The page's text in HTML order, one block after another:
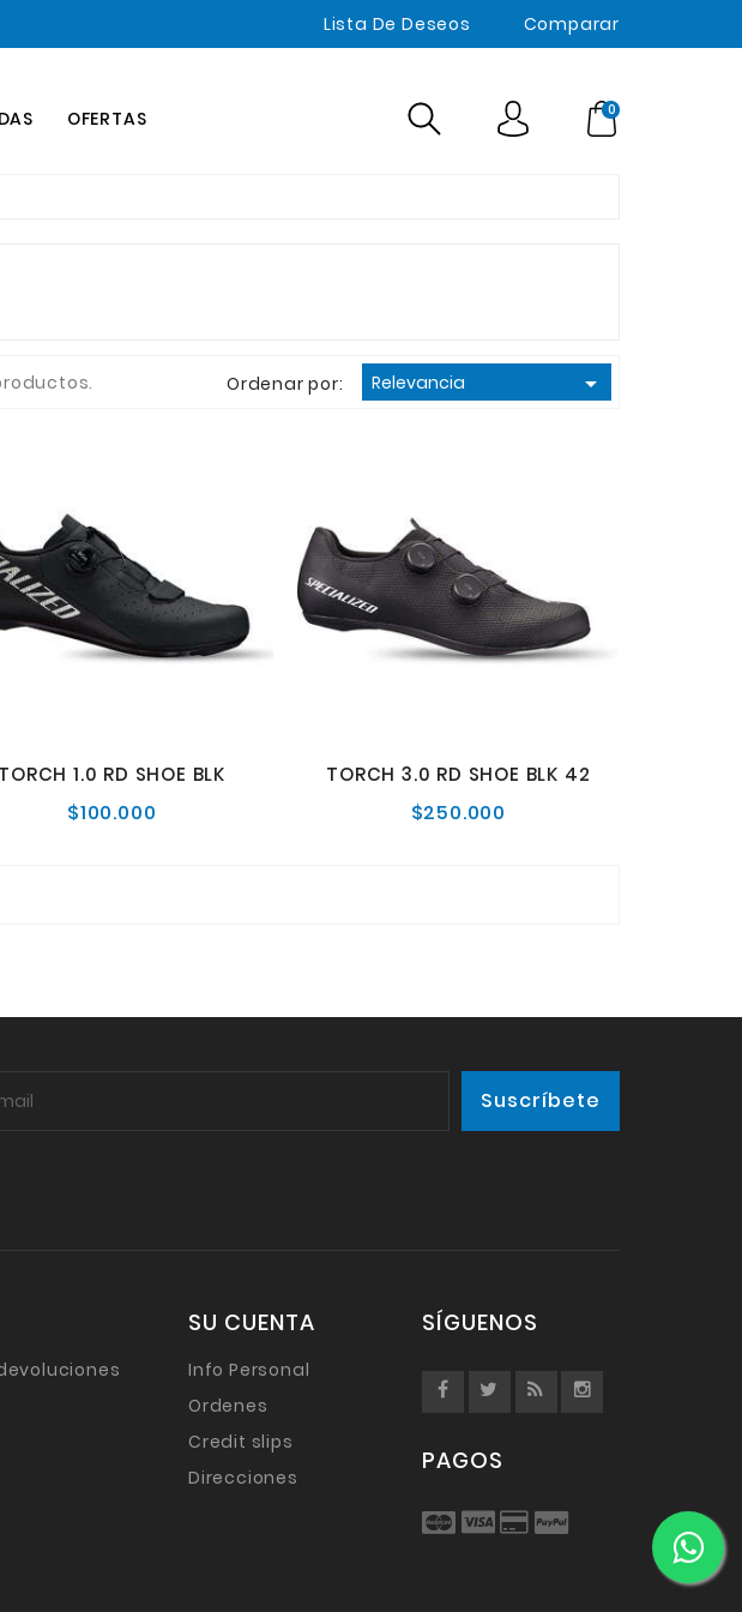
Lista De Deseos Comparar
OFERTAS 0
Ordenar por: Relevancia 
TORCH 1.0 RD SHOE BLK
$100.000
TORCH 3.0 RD SHOE BLK 42
$250.000
SU CUENTA
Info Personal
Ordenes
Credit slips
Direcciones
SÍGUENOS
PAGOS